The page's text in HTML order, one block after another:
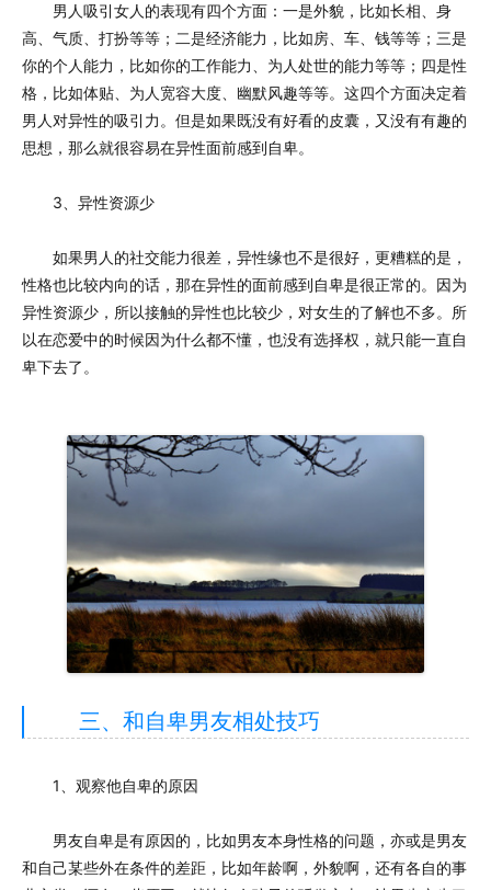
男人吸引女人的表现有四个方面：一是外貌，比如长相、身
高、气质、打扮等等；二是经济能力，比如房、车、钱等等；三是
你的个人能力，比如你的工作能力、为人处世的能力等等；四是性
格，比如体贴、为人宽容大度、幽默风趣等等。这四个方面决定着
男人对异性的吸引力。但是如果既没有好看的皮囊，又没有有趣的
思想，那么就很容易在异性面前感到自卑。
3、异性资源少
如果男人的社交能力很差，异性缘也不是很好，更糟糕的是，
性格也比较内向的话，那在异性的面前感到自卑是很正常的。因为
异性资源少，所以接触的异性也比较少，对女生的了解也不多。所
以在恋爱中的时候因为什么都不懂，也没有选择权，就只能一直自
卑下去了。
三、和自卑男友相处技巧
1、观察他自卑的原因
男友自卑是有原因的，比如男友本身性格的问题，亦或是男友
和自己某些外在条件的差距，比如年龄啊，外貌啊，还有各自的事